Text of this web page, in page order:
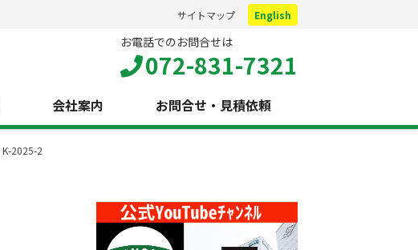
サイトマップ English
お電話でのお問合せは
072-831-7321
会社案内 お問合せ・見積依頼
K-2025-2